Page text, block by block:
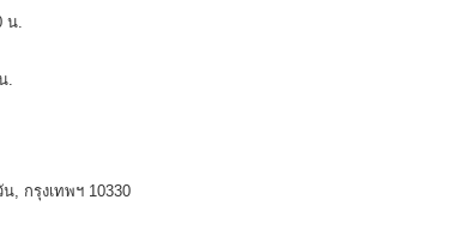
น.
.
กรุงเทพฯ 10330